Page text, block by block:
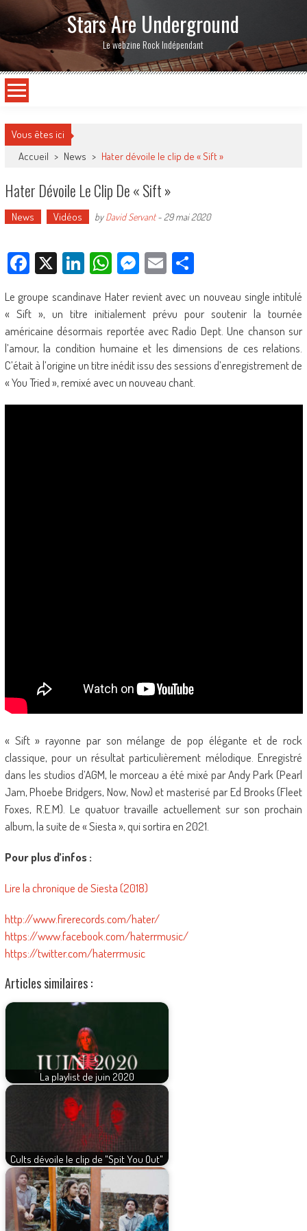
Stars Are Underground
Le webzine Rock Indépendant
Vous êtes ici
Accueil > News > Hater dévoile le clip de « Sift »
Hater Dévoile Le Clip De « Sift »
News Vidéos byDavid Servant- 29 mai 2020
Facebook
X LinkedIn
WhatsApp
Messenger
EmailPartager
Le groupe scandinave Hater revient avec un nouveau single intitulé
« Sift », un titre initialement prévu pour soutenir la tournée
américaine désormais reportée avec Radio Dept. Une chanson sur
l’amour, la condition humaine et les dimensions de ces relations.
C’était à l’origine un titre inédit issu des sessions d’enregistrement de
« You Tried », remixé avec un nouveau chant.
« Sift » rayonne par son mélange de pop élégante et de rock
classique, pour un résultat particulièrement mélodique. Enregistré
dans les studios d’AGM, le morceau a été mixé par Andy Park (Pearl
Jam, Phoebe Bridgers, Now, Now) et masterisé par Ed Brooks (Fleet
Foxes, R.E.M). Le quatuor travaille actuellement sur son prochain
album, la suite de « Siesta », qui sortira en 2021.
Pour plus d’infos :
Lire la chronique de Siesta (2018)
http://www.firerecords.com/hater/
https://www.facebook.com/haterrmusic/
https://twitter.com/haterrmusic
Articles similaires :
La playlist de juin 2020
Cults dévoile le clip de "Spit You Out"